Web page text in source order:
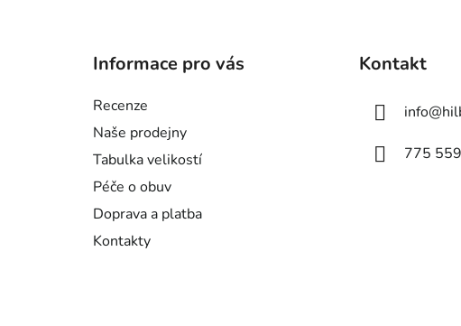
Informace pro vás
Recenze
Naše prodejny
Tabulka velikostí
Péče o obuv
Doprava a platba
Kontakty
Kontakt
info@
775